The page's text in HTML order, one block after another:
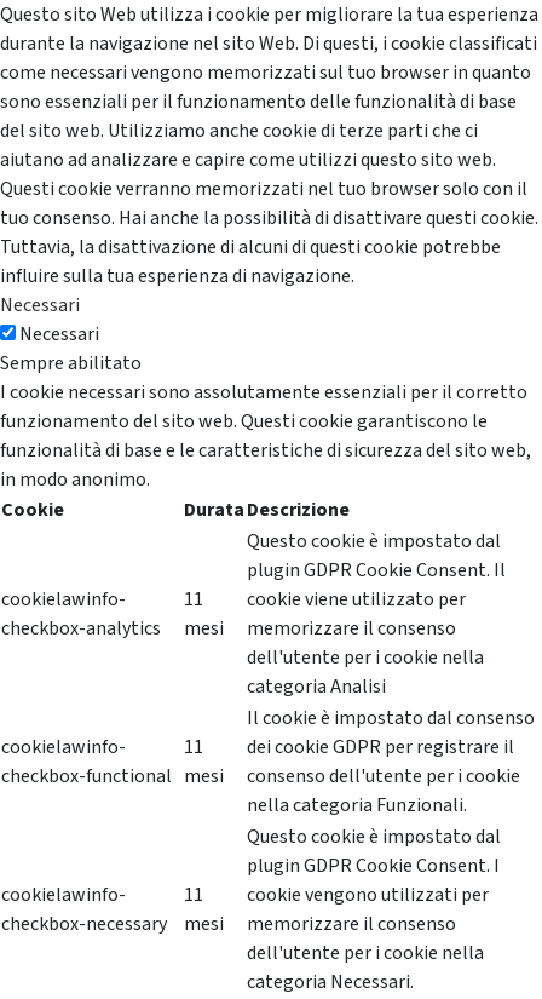
Questo sito Web utilizza i cookie per migliorare la tua esperienza
durante la navigazione nel sito Web. Di questi, i cookie classificati
come necessari vengono memorizzati sul tuo browser in quanto
sono essenziali per il funzionamento delle funzionalità di base
del sito web. Utilizziamo anche cookie di terze parti che ci
aiutano ad analizzare e capire come utilizzi questo sito web.
Questi cookie verranno memorizzati nel tuo browser solo con il
tuo consenso. Hai anche la possibilità di disattivare questi cookie.
Tuttavia, la disattivazione di alcuni di questi cookie potrebbe
influire sulla tua esperienza di navigazione.
Necessari
Necessari
Sempre abilitato
I cookie necessari sono assolutamente essenziali per il corretto
funzionamento del sito web. Questi cookie garantiscono le
funzionalità di base e le caratteristiche di sicurezza del sito web,
in modo anonimo.
Cookie
DurataDescrizione
cookielawinfo-
checkbox-analytics
11
mesi
Questo cookie è impostato dal
plugin GDPR Cookie Consent. Il
cookie viene utilizzato per
memorizzare il consenso
dell'utente per i cookie nella
categoria Analisi
cookielawinfo-
checkbox-functional
11
mesi
Il cookie è impostato dal consenso
dei cookie GDPR per registrare il
consenso dell'utente per i cookie
nella categoria Funzionali.
cookielawinfo-
checkbox-necessary
11
mesi
Questo cookie è impostato dal
plugin GDPR Cookie Consent. I
cookie vengono utilizzati per
memorizzare il consenso
dell'utente per i cookie nella
categoria Necessari.